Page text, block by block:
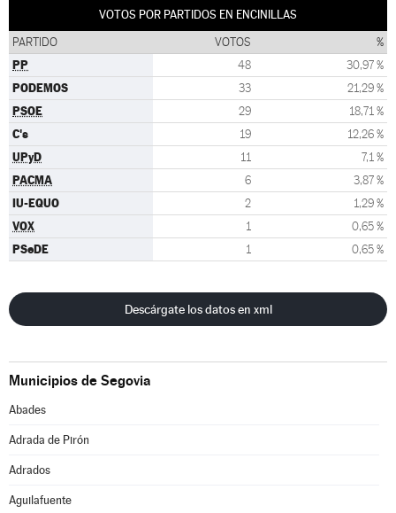
VOTOS POR PARTIDOS EN ENCINILLAS
PARTIDO VOTOS %
PP 48 30,97 %
PODEMOS 33 21,29 %
PSOE 29 18,71 %
C's 19 12,26 %
UPyD 11 7,1 %
PACMA 6 3,87 %
IU-EQUO 2 1,29 %
VOX 1 0,65 %
PSeDE 1 0,65 %
Descárgate los datos en xml
Municipios de Segovia
Abades
Adrada de Pirón
Adrados
Aguilafuente